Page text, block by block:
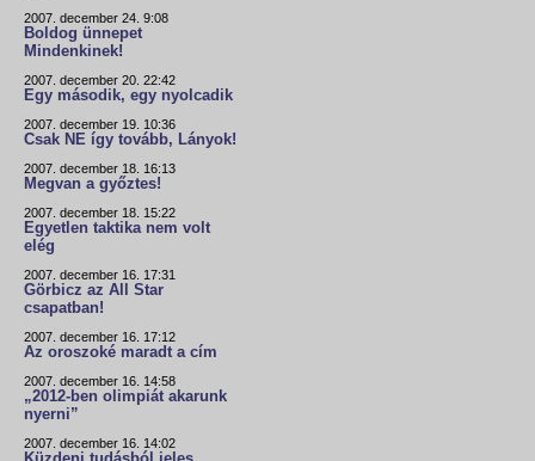
2007. december 24. 9:08
Boldog ünnepet
Mindenkinek!
2007. december 20. 22:42
Egy második, egy nyolcadik
2007. december 19. 10:36
Csak NE így tovább, Lányok!
2007. december 18. 16:13
Megvan a győztes!
2007. december 18. 15:22
Egyetlen taktika nem volt
elég
2007. december 16. 17:31
Görbicz az All Star
csapatban!
2007. december 16. 17:12
Az oroszoké maradt a cím
2007. december 16. 14:58
„2012-ben olimpiát akarunk
nyerni”
2007. december 16. 14:02